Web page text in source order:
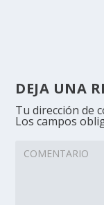
DEJA UNA
Tu dirección de
Los campos